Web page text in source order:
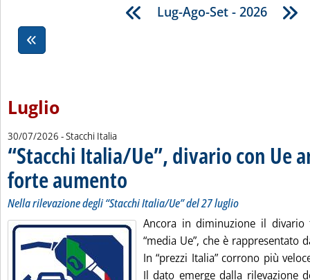
Lug-Ago-Set - 2026
Luglio
30/07/2026 - Stacchi Italia
“Stacchi Italia/Ue”, divario con Ue
forte aumento
Nella rilevazione degli “Stacchi Italia/Ue” del 27 luglio
Ancora in diminuzione il divario
“media Ue”, che è rappresentato
In “prezzi Italia” corrono più
Il dato emerge dalla rilevazione